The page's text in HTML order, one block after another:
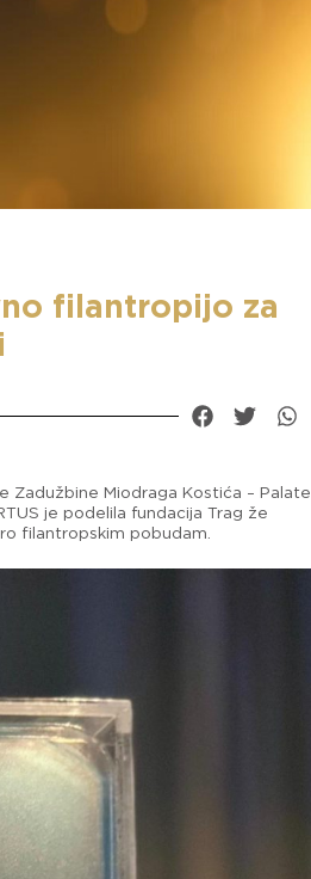
filantropijo za
Miodraga Kostića – Palate
je podelila fundacija Trag že
filantropskim pobudam.